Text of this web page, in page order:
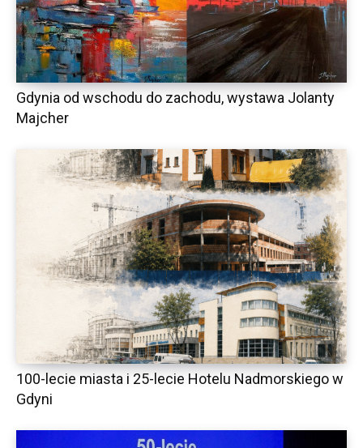
Gdynia od wschodu do zachodu, wystawa Jolanty
Majcher
100-lecie miasta i 25-lecie Hotelu Nadmorskiego w
Gdyni